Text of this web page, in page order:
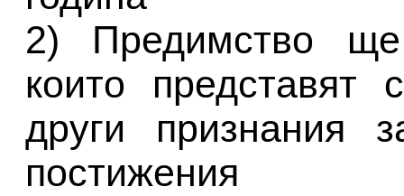
2) Предимство
които представят
други признания
постижения